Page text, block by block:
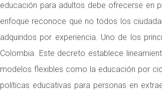
educación para adultos debe ofrecerse en
enfoque reconoce que no todos los
adquiridos por experiencia. Uno de los
Colombia. Este decreto establece
modelos flexibles como la educación por
políticas educativas para personas en